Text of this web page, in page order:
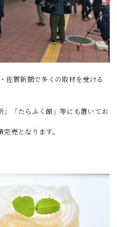
佐賀新聞で多くの取材を受ける
」「たらふく館」等にも置いてお
売となります。